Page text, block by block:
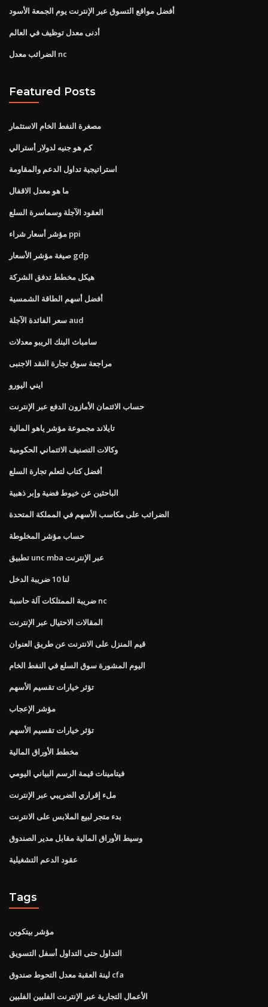
أفضل مواقع التسوق عبر الإنترنت يوم الجمعة الأسود
أدنى معدل توظيف في العالم
الضرائب معدل nc
Featured Posts
مصغرة النفط الخام الاستثمار
كم هو جنيه لدولار أسترالي
استراتيجية تداول الدعم والمقاومة
ما هو معدل الاقفال
العقود الآجلة وسماسرة السلع
مؤشر أسعار شراء ppi
صيغة مؤشر الأسعار gdp
هيكل مخطط تدفق الشركة
أفضل أسهم الطاقة الشمسية
سعر الفائدة الآجلة aud
سامباث البنك الريبو معدلات
مراجعة سوق تجارة النقد الاجنبى
ايني اليورو
حساب الائتمان الأمازون الدفع عبر الإنترنت
تايلاند مجموعة مؤشر ياهو المالية
وكالات التصنيف الائتماني الحكومية
أفضل كتاب لتعلم تجارة السلع
الباحثين عن خيوط فضية وإبر ذهبية
الضرائب على مكاسب الأسهم في المملكة المتحدة
حساب مؤشر المخلوطة
تطبيق unc mba عبر الإنترنت
لنا 10 ضريبة الدخل
ضريبة الممتلكات آلة حاسبة nc
المقالات الاحتيال عبر الإنترنت
قيم المنزل على الانترنت عن طريق العنوان
اليوم المشورة سوق السلع في النفط الخام
تؤثر خيارات تقسيم الأسهم
مؤشر الإعجاب
تؤثر خيارات تقسيم الأسهم
مخطط الأوراق المالية
فيتامينات قيمة الرسم البياني اليومي
ملء إقراري الضريبي عبر الإنترنت
بدء متجر لبيع الملابس على الانترنت
وسيط الأوراق المالية مقابل مدير الصندوق
عقود الدعم التشغيلية
Tags
مؤشر بيتكوين
التداول حتى التداول أسفل التسويق
لينة العقبة معدل التحوط صندوق cfa
الأعمال التجارية عبر الإنترنت الفلبين الفلبين